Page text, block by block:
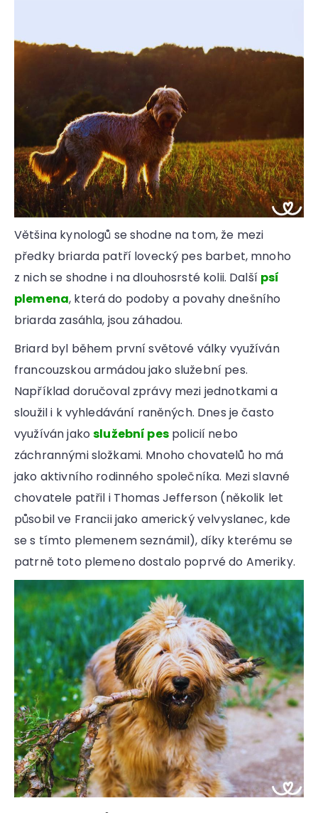
Většina kynologů se shodne na tom, že mezi
předky briarda patří lovecký pes barbet, mnoho
z nich se shodne i na dlouhosrsté kolii. Další psí
plemena, která do podoby a povahy dnešního
briarda zasáhla, jsou záhadou.
Briard byl během první světové války využíván
francouzskou armádou jako služební pes.
Například doručoval zprávy mezi jednotkami a
sloužil i k vyhledávání raněných. Dnes je často
využíván jakoslužební pespolicií nebo
záchrannými složkami. Mnoho chovatelů ho má
jako aktivního rodinného společníka. Mezi slavné
chovatele patřil i Thomas Jefferson (několik let
působil ve Francii jako americký velvyslanec, kde
se s tímto plemenem seznámil), díky kterému se
patrně toto plemeno dostalo poprvé do Ameriky.